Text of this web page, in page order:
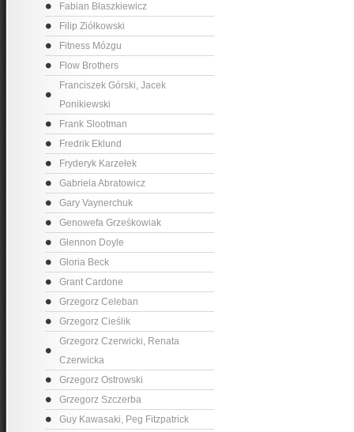
Fabian Błaszkiewicz
Filip Ziółkowski
Fitness Mózgu
Flow Brothers
Franciszek Górski, Jacek
Ponikiewski
Frank Slootman
Fredrik Eklund
Fryderyk Karzełek
Gabriela Abratowicz
Gary Vaynerchuk
Genowefa Grześkowiak
Glennon Doyle
Gloria Beck
Grant Cardone
Grzegorz Celeban
Grzegorz Cieślik
Grzegorz Czerwicki, Renata
Czerwicka
Grzegorz Ostrowski
Grzegorz Szczerba
Guy Kawasaki, Peg Fitzpatrick